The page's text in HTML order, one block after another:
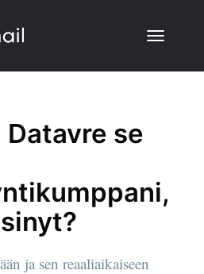
se
ja sen reaaliaikaiseen